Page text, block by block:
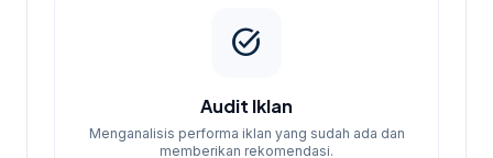
task_alt
Audit Iklan
Menganalisis performa iklan yang sudah ada dan
memberikan rekomendasi.